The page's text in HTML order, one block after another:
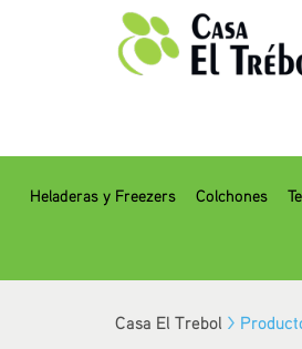
Heladeras y Freezers Colchones
Casa El Trebol >